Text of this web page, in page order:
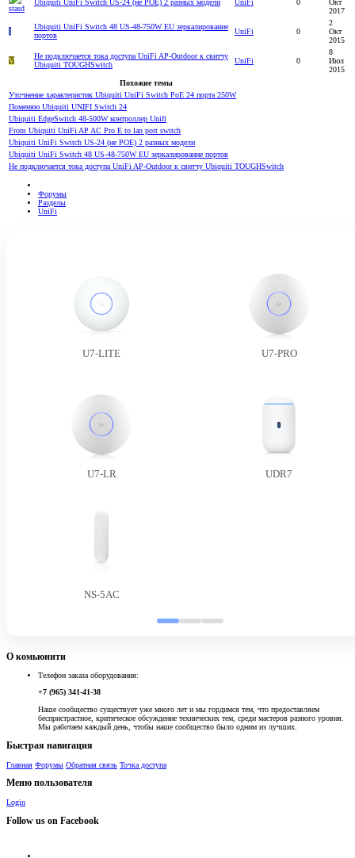
2017
I
Ubiquiti UniFi Switch 48 US-48-750W EU зеркалирование
портов
UniFi 0
2
Окт
2015
V
Не подключается тока доступа UniFi AP-Outdoor к свитчу
Ubiquiti TOUGHSwitch
UniFi 0
8
Июл
2015
Похожие темы
Уточнение характеристик Ubiquiti UniFi Switch PoE 24 порта 250W
Поменяю Ubiquiti UNIFI Switch 24
Ubiquiti EdgeSwitch 48-500W контроллер Unifi
From Ubiquiti UniFi AP AC Pro E to lan port switch
Ubiquiti UniFi Switch US-24 (не POE) 2 разных модели
Ubiquiti UniFi Switch 48 US-48-750W EU зеркалирование портов
Не подключается тока доступа UniFi AP-Outdoor к свитчу Ubiquiti TOUGHSwitch
Форумы
Разделы
UniFi
U7-LITE U7-PRO
U7-LR UDR7
NS-5AC
О комьюнити
Телефон заказа оборудования:
+7 (965) 341-41-38
Наше сообщество существует уже много лет и мы гордимся тем, что предоставляем
беспристрастное, критическое обсуждение технических тем, среди мастеров разного уровня.
Мы работаем каждый день, чтобы наше сообщество было одним из лучших.
Быстрая навигация
Главная Форумы Обратная связь Точка доступа
Меню пользователя
Login
Follow us on Facebook